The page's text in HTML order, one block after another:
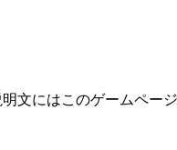
文にはこのゲームペー